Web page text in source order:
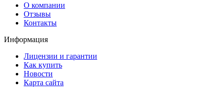
О компании
Отзывы
Контакты
Информация
Лицензии и гарантии
Как купить
Новости
Карта сайта